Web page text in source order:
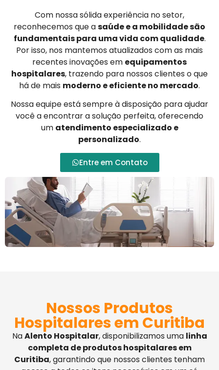
Com nossa sólida experiência no setor,
reconhecemos que asaúde e a mobilidade são
fundamentais para uma vida com qualidade.
Por isso, nos mantemos atualizados com as mais
recentes inovações em equipamentos
hospitalares, trazendo para nossos clientes o que
há de mais moderno e eficiente no mercado.
Nossa equipe está sempre à disposição para ajudar
você a encontrar a solução perfeita, oferecendo
um atendimento especializado e
personalizado.
Entre em Contato
Nossos Produtos
Hospitalares em Curitiba
NaAlento Hospitalar, disponibilizamos uma linha
completa de produtos hospitalares em
Curitiba, garantindo que nossos clientes tenham